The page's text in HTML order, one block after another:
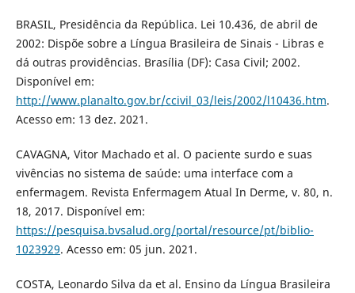
BRASIL, Presidência da República. Lei 10.436, de abril de
2002: Dispõe sobre a Língua Brasileira de Sinais - Libras e
dá outras providências. Brasília (DF): Casa Civil; 2002.
Disponível em:
http://www.planalto.gov.br/ccivil_03/leis/2002/l10436.htm.
Acesso em: 13 dez. 2021.
CAVAGNA, Vitor Machado et al. O paciente surdo e suas
vivências no sistema de saúde: uma interface com a
enfermagem. Revista Enfermagem Atual In Derme, v. 80, n.
18, 2017. Disponível em:
https://pesquisa.bvsalud.org/portal/resource/pt/biblio-
1023929. Acesso em: 05 jun. 2021.
COSTA, Leonardo Silva da et al. Ensino da Língua Brasileira